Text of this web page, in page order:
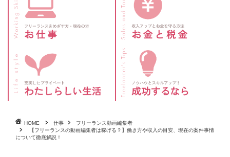
HOME 仕事
フリーランス動画編集者
【フリーランスの動画編集者は稼げる？】働き方や収入の目安、現在の案件事情
について徹底解説！